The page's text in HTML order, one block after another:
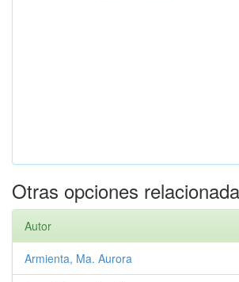
Otras opciones
Autor
Armienta, Ma. Aurora